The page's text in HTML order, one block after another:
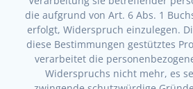
die aufgrund von Art. 6 Abs. 1
erfolgt, Widerspruch einzulegen.
diese Bestimmungen gestütztes
verarbeitet die
Widerspruchs nicht mehr, es